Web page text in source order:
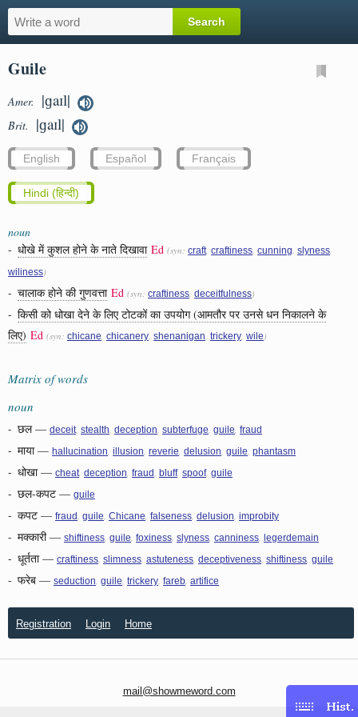
Guile
Amer. |ɡaɪl|
Brit. |ɡaɪl|
English Español Français
Hindi (हिन्दी)
noun
- धोखे में कुशल होने के नाते दिखावा Ed (syn: craft craftiness cunning slyness
wiliness)
- चालाक होने की गुणवत्ता Ed (syn: craftiness deceitfulness)
- किसी को धोखा देने के लिए टोटकों का उपयोग (आमतौर पर उनसे धन निकालने के
लिए) Ed (syn: chicane chicanery shenanigan trickery wile )
Matrix of words
noun
- छल— deceit stealth deception subterfuge guile fraud
- माया— hallucination illusion reverie delusion guile phantasm
- धोखा— cheat deception fraud bluff, spoof, guile
- छल-कपट — guile
- कपट — fraud guile Chicane falseness delusion improbity
- मक्कारी— shiftiness guile foxiness slyness canniness legerdemain
- धूर्तता— craftiness slimness astuteness deceptiveness shiftiness guile
- फरेब — seduction guile trickery fareb artifice
Registration Login Home
mail@showmeword.com